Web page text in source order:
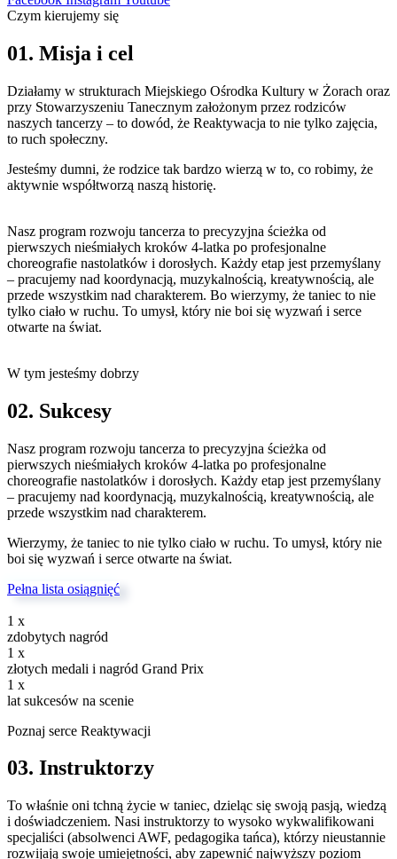
Czym kierujemy się
01. Misja i cel
Działamy w strukturach Miejskiego Ośrodka Kultury w Żorach oraz
przy Stowarzyszeniu Tanecznym założonym przez rodziców
naszych tancerzy – to dowód, że Reaktywacja to nie tylko zajęcia,
to ruch społeczny.
Jesteśmy dumni, że rodzice tak bardzo wierzą w to, co robimy, że
aktywnie współtworzą naszą historię.
Nasz program rozwoju tancerza to precyzyjna ścieżka od
pierwszych nieśmiałych kroków 4-latka po profesjonalne
choreografie nastolatków i dorosłych. Każdy etap jest przemyślany
– pracujemy nad koordynacją, muzykalnością, kreatywnością, ale
przede wszystkim nad charakterem. Bo wierzymy, że taniec to nie
tylko ciało w ruchu. To umysł, który nie boi się wyzwań i serce
otwarte na świat.
W tym jesteśmy dobrzy
02. Sukcesy
Nasz program rozwoju tancerza to precyzyjna ścieżka od
pierwszych nieśmiałych kroków 4-latka po profesjonalne
choreografie nastolatków i dorosłych. Każdy etap jest przemyślany
– pracujemy nad koordynacją, muzykalnością, kreatywnością, ale
przede wszystkim nad charakterem.
Wierzymy, że taniec to nie tylko ciało w ruchu. To umysł, który nie
boi się wyzwań i serce otwarte na świat.
Pełna lista osiągnięć
1 x
zdobytych nagród
1 x
złotych medali i nagród Grand Prix
1 x
lat sukcesów na scenie
Poznaj serce Reaktywacji
03. Instruktorzy
To właśnie oni tchną życie w taniec, dzieląc się swoją pasją, wiedzą
i doświadczeniem. Nasi instruktorzy to wysoko wykwalifikowani
specjaliści (absolwenci AWF, pedagogika tańca), którzy nieustannie
rozwijają swoje umiejętności, aby zapewnić najwyższy poziom